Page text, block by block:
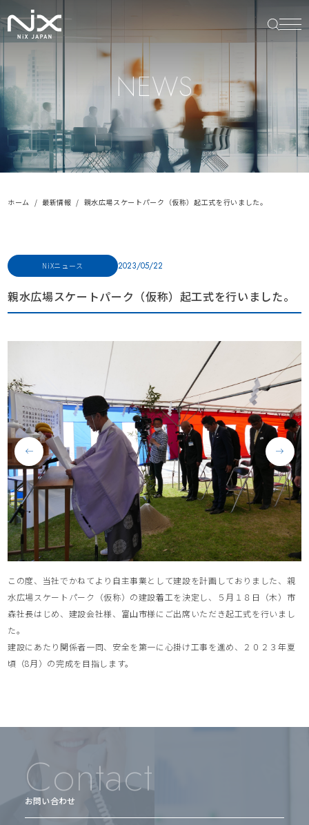
NEWS
ホーム 最新情報 親水広場スケートパーク（仮称）起工式を行いました。
NiXニュース 2023/05/22
親水広場スケートパーク（仮称）起工式を行いました。
この度、当社でかねてより自主事業として建設を計画しておりました、親
⽔広場スケートパーク（仮称）の建設着⼯を決定し、５月１８日（木）市
森社長はじめ、建設会社様、富山市様にご出席いただき起⼯式を行いまし
た。
建設にあたり関係者一同、安全を第一に心掛け工事を進め、２０２３年夏
頃（8⽉）の完成を⽬指します。
Contact
お問い合わせ